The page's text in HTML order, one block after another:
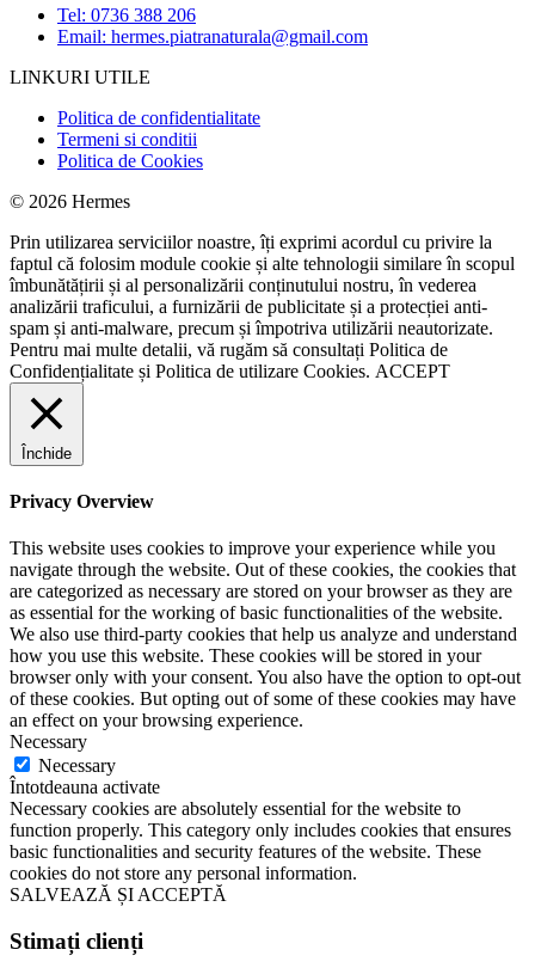
Tel: 0736 388 206
Email: hermes.piatranaturala@gmail.com
LINKURI UTILE
Politica de confidentialitate
Termeni si conditii
Politica de Cookies
© 2026 Hermes
Prin utilizarea serviciilor noastre, îți exprimi acordul cu privire la
faptul că folosim module cookie și alte tehnologii similare în scopul
îmbunătățirii și al personalizării conținutului nostru, în vederea
analizării traficului, a furnizării de publicitate și a protecției anti-
spam și anti-malware, precum și împotriva utilizării neautorizate.
Pentru mai multe detalii, vă rugăm să consultați Politica de
Confidențialitate și Politica de utilizare Cookies. ACCEPT
Închide
Privacy Overview
This website uses cookies to improve your experience while you
navigate through the website. Out of these cookies, the cookies that
are categorized as necessary are stored on your browser as they are
as essential for the working of basic functionalities of the website.
We also use third-party cookies that help us analyze and understand
how you use this website. These cookies will be stored in your
browser only with your consent. You also have the option to opt-out
of these cookies. But opting out of some of these cookies may have
an effect on your browsing experience.
Necessary
Necessary
Întotdeauna activate
Necessary cookies are absolutely essential for the website to
function properly. This category only includes cookies that ensures
basic functionalities and security features of the website. These
cookies do not store any personal information.
SALVEAZĂ ȘI ACCEPTĂ
Stimați clienți